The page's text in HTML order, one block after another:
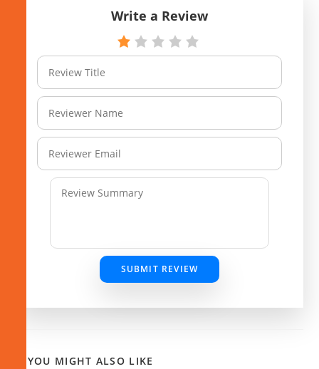
Write a Review
SUBMIT REVIEW
YOU MIGHT ALSO LIKE